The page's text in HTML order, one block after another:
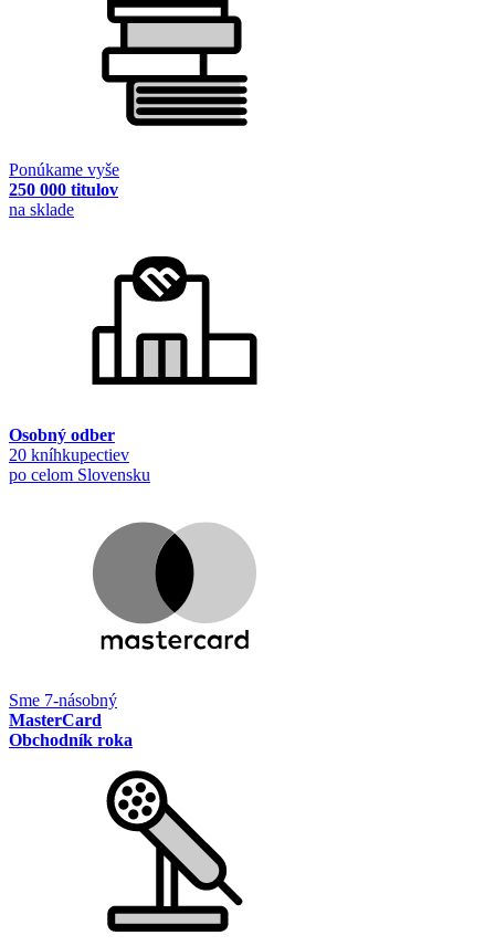
Ponúkame vyše
250 000 titulov
na sklade
Osobný odber
20 kníhkupectiev
po celom Slovensku
Sme 7-násobný
MasterCard
Obchodník roka